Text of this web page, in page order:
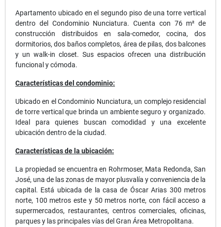
Apartamento ubicado en el segundo piso de una torre vertical
dentro del Condominio Nunciatura. Cuenta con 76 m² de
construcción distribuidos en sala-comedor, cocina, dos
dormitorios, dos baños completos, área de pilas, dos balcones
y un walk-in closet. Sus espacios ofrecen una distribución
funcional y cómoda.
Características del condominio:
Ubicado en el Condominio Nunciatura, un complejo residencial
de torre vertical que brinda un ambiente seguro y organizado.
Ideal para quienes buscan comodidad y una excelente
ubicación dentro de la ciudad.
Características de la ubicación:
La propiedad se encuentra en Rohrmoser, Mata Redonda, San
José, una de las zonas de mayor plusvalía y conveniencia de la
capital. Está ubicada de la casa de Óscar Arias 300 metros
norte, 100 metros este y 50 metros norte, con fácil acceso a
supermercados, restaurantes, centros comerciales, oficinas,
parques y las principales vías del Gran Área Metropolitana.